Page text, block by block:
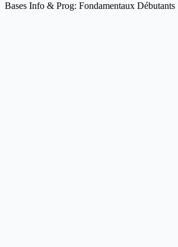
Bases Info & Prog: Fondamentaux Débutants